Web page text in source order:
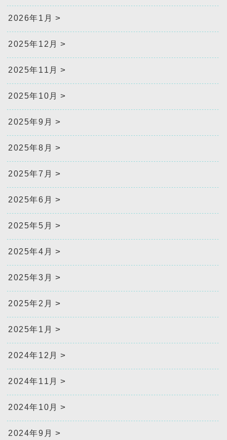
2026年1月
2025年12月
2025年11月
2025年10月
2025年9月
2025年8月
2025年7月
2025年6月
2025年5月
2025年4月
2025年3月
2025年2月
2025年1月
2024年12月
2024年11月
2024年10月
2024年9月